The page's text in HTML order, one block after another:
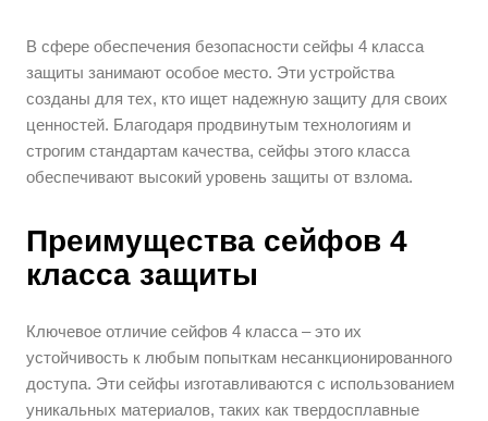
В сфере обеспечения безопасности сейфы 4 класса
защиты занимают особое место. Эти устройства
созданы для тех, кто ищет надежную защиту для своих
ценностей. Благодаря продвинутым технологиям и
строгим стандартам качества, сейфы этого класса
обеспечивают высокий уровень защиты от взлома.
Преимущества сейфов 4
класса защиты
Ключевое отличие сейфов 4 класса – это их
устойчивость к любым попыткам несанкционированного
доступа. Эти сейфы изготавливаются с использованием
уникальных материалов, таких как твердосплавные